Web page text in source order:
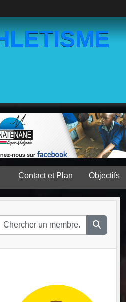
Contact et Plan Objectifs